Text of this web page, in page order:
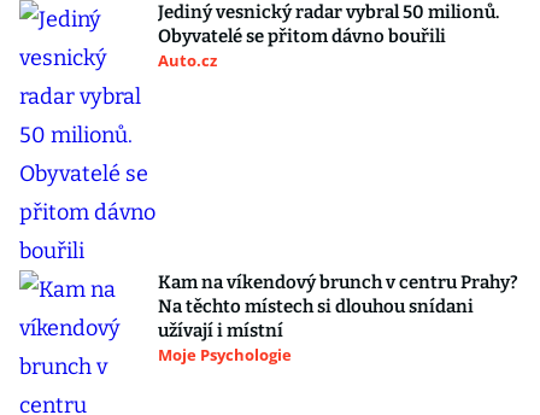
Jediný vesnický radar vybral 50 milionů.
Obyvatelé se přitom dávno bouřili
Auto.cz
Kam na víkendový brunch v centru Prahy?
Na těchto místech si dlouhou snídani
užívají i místní
Moje Psychologie